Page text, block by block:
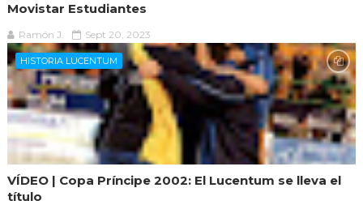
Movistar Estudiantes
Ramón J. Sept 20, 2023
HISTORIA LUCENTUM
VÍDEO | Copa Príncipe 2002: El Lucentum se lleva el
título